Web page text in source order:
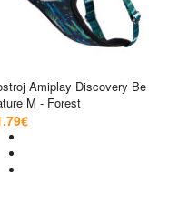
Amiplay Discovery Be
M - Forest